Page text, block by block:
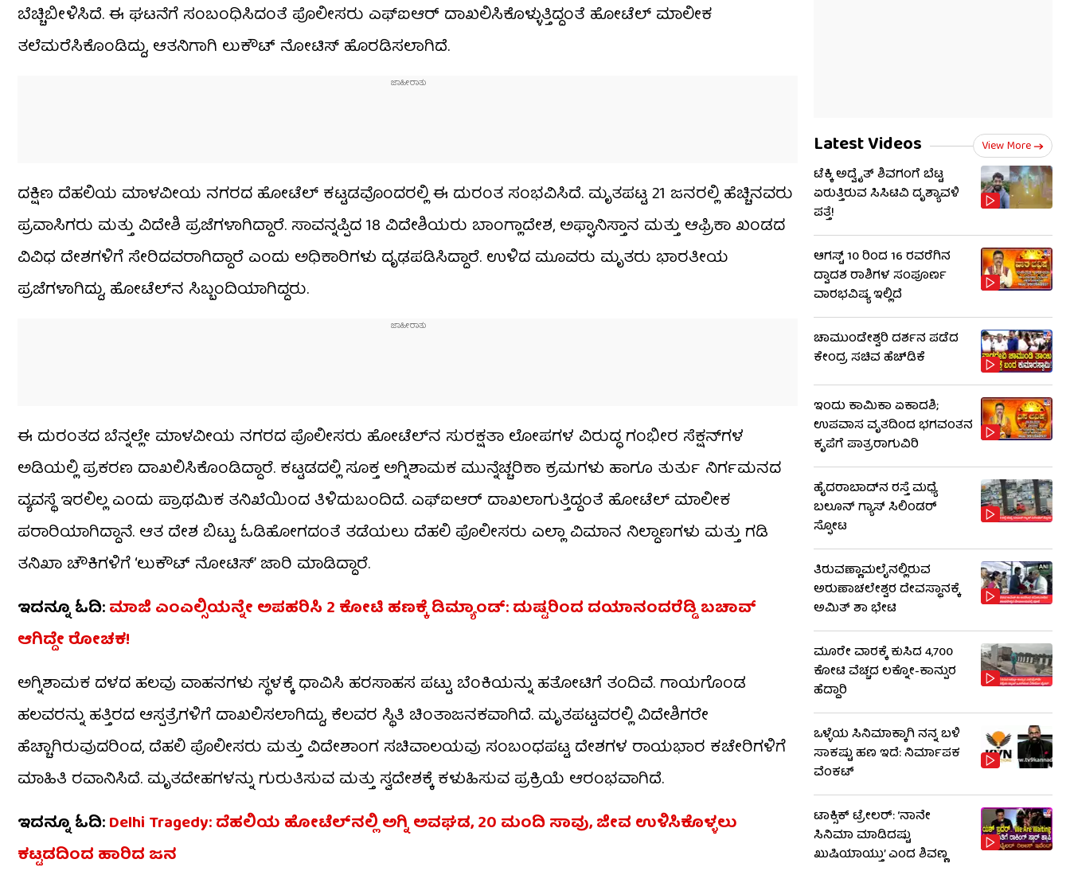
ಬೆಚ್ಚಿಬೀಳಿಸಿದೆ. ಈ ಘಟನೆಗೆ ಸಂಬಂಧಿಸಿದಂತೆ ಪೊಲೀಸರು ಎಫ್‌ಐಆರ್ ದಾಖಲಿಸಿಕೊಳ್ಳುತ್ತಿದ್ದಂತೆ ಹೋಟೆಲ್ ಮಾಲೀಕ
ತಲೆಮರೆಸಿಕೊಂಡಿದ್ದು, ಆತನಿಗಾಗಿ ಲುಕೌಟ್ ನೋಟಿಸ್ ಹೊರಡಿಸಲಾಗಿದೆ.
ದಕ್ಷಿಣ ದೆಹಲಿಯ ಮಾಳವೀಯ ನಗರದ ಹೋಟೆಲ್ ಕಟ್ಟಡವೊಂದರಲ್ಲಿ ಈ ದುರಂತ ಸಂಭವಿಸಿದೆ. ಮೃತಪಟ್ಟ 21 ಜನರಲ್ಲಿ ಹೆಚ್ಚಿನವರು
ಪ್ರವಾಸಿಗರು ಮತ್ತು ವಿದೇಶಿ ಪ್ರಜೆಗಳಾಗಿದ್ದಾರೆ. ಸಾವನ್ನಪ್ಪಿದ 18 ವಿದೇಶಿಯರು ಬಾಂಗ್ಲಾದೇಶ, ಅಫ್ಘಾನಿಸ್ತಾನ ಮತ್ತು ಆಫ್ರಿಕಾ ಖಂಡದ
ವಿವಿಧ ದೇಶಗಳಿಗೆ ಸೇರಿದವರಾಗಿದ್ದಾರೆ ಎಂದು ಅಧಿಕಾರಿಗಳು ದೃಢಪಡಿಸಿದ್ದಾರೆ. ಉಳಿದ ಮೂವರು ಮೃತರು ಭಾರತೀಯ
ಪ್ರಜೆಗಳಾಗಿದ್ದು, ಹೋಟೆಲ್‌ನ ಸಿಬ್ಬಂದಿಯಾಗಿದ್ದರು.
ಈ ದುರಂತದ ಬೆನ್ನಲ್ಲೇ ಮಾಳವೀಯ ನಗರದ ಪೊಲೀಸರು ಹೋಟೆಲ್‌ನ ಸುರಕ್ಷತಾ ಲೋಪಗಳ ವಿರುದ್ಧ ಗಂಭೀರ ಸೆಕ್ಷನ್‌ಗಳ
ಅಡಿಯಲ್ಲಿ ಪ್ರಕರಣ ದಾಖಲಿಸಿಕೊಂಡಿದ್ದಾರೆ. ಕಟ್ಟಡದಲ್ಲಿ ಸೂಕ್ತ ಅಗ್ನಿಶಾಮಕ ಮುನ್ನೆಚ್ಚರಿಕಾ ಕ್ರಮಗಳು ಹಾಗೂ ತುರ್ತು ನಿರ್ಗಮನದ
ವ್ಯವಸ್ಥೆ ಇರಲಿಲ್ಲ ಎಂದು ಪ್ರಾಥಮಿಕ ತನಿಖೆಯಿಂದ ತಿಳಿದುಬಂದಿದೆ. ಎಫ್‌ಐಆರ್ ದಾಖಲಾಗುತ್ತಿದ್ದಂತೆ ಹೋಟೆಲ್ ಮಾಲೀಕ
ಪರಾರಿಯಾಗಿದ್ದಾನೆ. ಆತ ದೇಶ ಬಿಟ್ಟು ಓಡಿಹೋಗದಂತೆ ತಡೆಯಲು ದೆಹಲಿ ಪೊಲೀಸರು ಎಲ್ಲಾ ವಿಮಾನ ನಿಲ್ದಾಣಗಳು ಮತ್ತು ಗಡಿ
ತನಿಖಾ ಚೌಕಿಗಳಿಗೆ ‘ಲುಕೌಟ್ ನೋಟಿಸ್’ ಜಾರಿ ಮಾಡಿದ್ದಾರೆ.
ಇದನ್ನೂ ಓದಿ:ಮಾಜಿ ಎಂಎಲ್ಸಿಯನ್ನೇ ಅಪಹರಿಸಿ 2 ಕೋಟಿ ಹಣಕ್ಕೆ ಡಿಮ್ಯಾಂಡ್​​: ದುಷ್ಟರಿಂದ ದಯಾನಂದರೆಡ್ಡಿ ಬಚಾವ್​​
ಆಗಿದ್ದೇ ರೋಚಕ!
ಅಗ್ನಿಶಾಮಕ ದಳದ ಹಲವು ವಾಹನಗಳು ಸ್ಥಳಕ್ಕೆ ಧಾವಿಸಿ ಹರಸಾಹಸ ಪಟ್ಟು ಬೆಂಕಿಯನ್ನು ಹತೋಟಿಗೆ ತಂದಿವೆ. ಗಾಯಗೊಂಡ
ಹಲವರನ್ನು ಹತ್ತಿರದ ಆಸ್ಪತ್ರೆಗಳಿಗೆ ದಾಖಲಿಸಲಾಗಿದ್ದು, ಕೆಲವರ ಸ್ಥಿತಿ ಚಿಂತಾಜನಕವಾಗಿದೆ. ಮೃತಪಟ್ಟವರಲ್ಲಿ ವಿದೇಶಿಗರೇ
ಹೆಚ್ಚಾಗಿರುವುದರಿಂದ, ದೆಹಲಿ ಪೊಲೀಸರು ಮತ್ತು ವಿದೇಶಾಂಗ ಸಚಿವಾಲಯವು ಸಂಬಂಧಪಟ್ಟ ದೇಶಗಳ ರಾಯಭಾರ ಕಚೇರಿಗಳಿಗೆ
ಮಾಹಿತಿ ರವಾನಿಸಿದೆ. ಮೃತದೇಹಗಳನ್ನು ಗುರುತಿಸುವ ಮತ್ತು ಸ್ವದೇಶಕ್ಕೆ ಕಳುಹಿಸುವ ಪ್ರಕ್ರಿಯೆ ಆರಂಭವಾಗಿದೆ.
ಇದನ್ನೂ ಓದಿ:Delhi Tragedy: ದೆಹಲಿಯ ಹೋಟೆಲ್​ನಲ್ಲಿ ಅಗ್ನಿ ಅವಘಡ, 20 ಮಂದಿ ಸಾವು, ಜೀವ ಉಳಿಸಿಕೊಳ್ಳಲು
ಕಟ್ಟಡದಿಂದ ಹಾರಿದ ಜನ
Latest Videos View More
ಟೆಕ್ಕಿ ಅದ್ವೈತ್ ಶಿವಗಂಗೆ ಬೆಟ್ಟ
ಏರುತ್ತಿರುವ ಸಿಸಿಟಿವಿ ದೃಶ್ಯಾವಳಿ
ಪತ್ತೆ!
ಆಗಸ್ಟ್ 10 ರಿಂದ 16 ರವರೆಗಿನ
ದ್ವಾದಶ ರಾಶಿಗಳ ಸಂಪೂರ್ಣ
ವಾರಭವಿಷ್ಯ ಇಲ್ಲಿದೆ
ಚಾಮುಂಡೇಶ್ವರಿ ದರ್ಶನ ಪಡೆದ
ಕೇಂದ್ರ ಸಚಿವ ಹೆಚ್​​ಡಿಕೆ
ಇಂದು ಕಾಮಿಕಾ ಏಕಾದಶಿ;
ಉಪವಾಸ ವೃತದಿಂದ ಭಗವಂತನ
ಕೃಪೆಗೆ ಪಾತ್ರರಾಗುವಿರಿ
ಹೈದರಾಬಾದ್​ನ ರಸ್ತೆ ಮಧ್ಯೆ
ಬಲೂನ್ ಗ್ಯಾಸ್ ಸಿಲಿಂಡರ್
ಸ್ಫೋಟ
ತಿರುವಣ್ಣಾಮಲೈನಲ್ಲಿರುವ
ಅರುಣಾಚಲೇಶ್ವರ ದೇವಸ್ಥಾನಕ್ಕೆ
ಅಮಿತ್ ಶಾ ಭೇಟಿ
ಮೂರೇ ವಾರಕ್ಕೆ ಕುಸಿದ 4,700
ಕೋಟಿ ವೆಚ್ಚದ ಲಕ್ನೋ-ಕಾನ್ಪುರ
ಹೆದ್ದಾರಿ
ಒಳ್ಳೆಯ ಸಿನಿಮಾಕ್ಕಾಗಿ ನನ್ನ ಬಳಿ
ಸಾಕಷ್ಟು ಹಣ ಇದೆ: ನಿರ್ಮಾಪಕ
ವೆಂಕಟ್
ಟಾಕ್ಸಿಕ್ ಟ್ರೇಲರ್​: ‘ನಾನೇ
ಸಿನಿಮಾ ಮಾಡಿದಷ್ಟು
ಖುಷಿಯಾಯ್ತು’ ಎಂದ ಶಿವಣ್ಣ